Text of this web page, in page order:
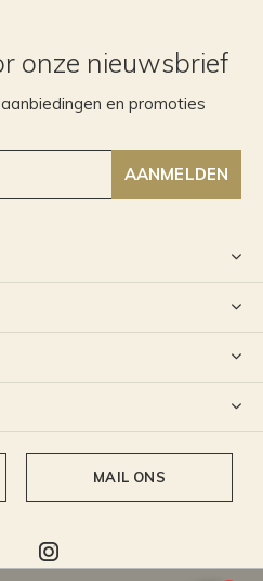
onze nieuwsbrief
en promoties
AANMELDEN
MAIL ONS